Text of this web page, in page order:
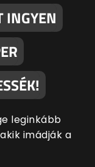
INGYEN
leginkább
imádják a